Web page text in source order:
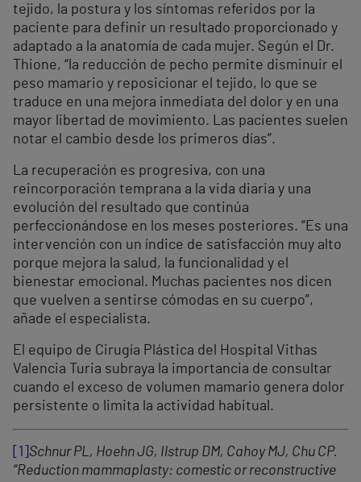
tejido, la postura y los síntomas referidos por la
paciente para definir un resultado proporcionado y
adaptado a la anatomía de cada mujer. Según el Dr.
Thione, “la reducción de pecho permite disminuir el
peso mamario y reposicionar el tejido, lo que se
traduce en una mejora inmediata del dolor y en una
mayor libertad de movimiento. Las pacientes suelen
notar el cambio desde los primeros días”.
La recuperación es progresiva, con una
reincorporación temprana a la vida diaria y una
evolución del resultado que continúa
perfeccionándose en los meses posteriores. “Es una
intervención con un índice de satisfacción muy alto
porque mejora la salud, la funcionalidad y el
bienestar emocional. Muchas pacientes nos dicen
que vuelven a sentirse cómodas en su cuerpo”,
añade el especialista.
El equipo de Cirugía Plástica del Hospital Vithas
Valencia Turia subraya la importancia de consultar
cuando el exceso de volumen mamario genera dolor
persistente o limita la actividad habitual.
[1] Schnur PL, Hoehn JG, Ilstrup DM, Cahoy MJ, Chu CP.
“Reduction mammaplasty: comestic or reconstructive